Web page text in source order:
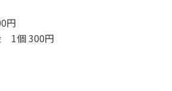
円
1個 300円